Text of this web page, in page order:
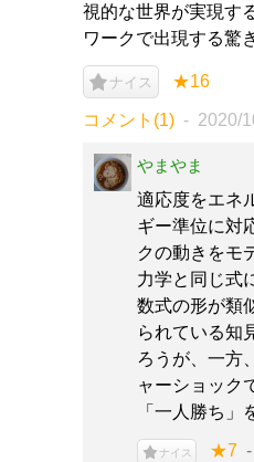
視的な世界が実現す
ワークで出現する驚
ナイス ★16
コメント(1) 2020/
やまやま
適応度をエネ
ギー準位に対
クの動きをモ
力学と同じ式
数式の形が類
られている知
ろうが、一方
ャーショック
「一人勝ち」
ナイス ★7